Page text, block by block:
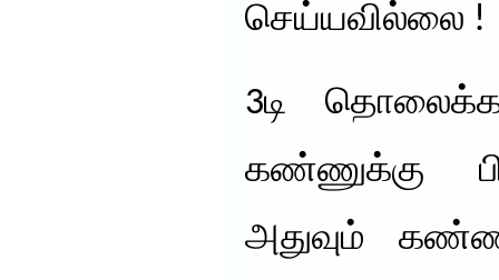
செய்யவில்லை !
3டி
கண்ணுக்கு
அதுவும்